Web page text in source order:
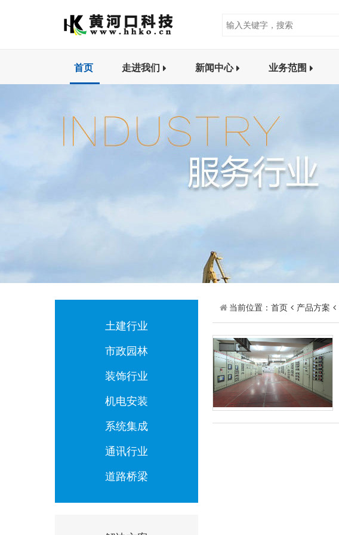
首页 走进我们 新闻中心 业务范围
土建行业
市政园林
装饰行业
机电安装
系统集成
通讯行业
道路桥梁
当前位置： 首页 产品方案